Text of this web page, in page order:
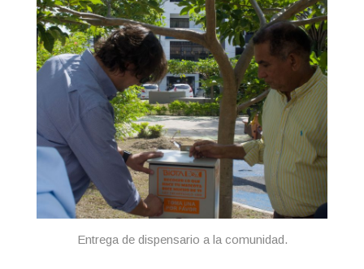
Entrega de dispensario a la comunidad.